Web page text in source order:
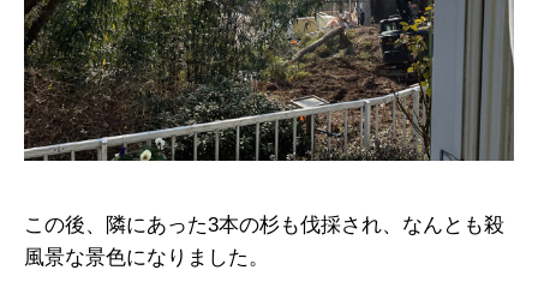
この後、隣にあった3本の杉も伐採され、なんとも殺
風景な景色になりました。